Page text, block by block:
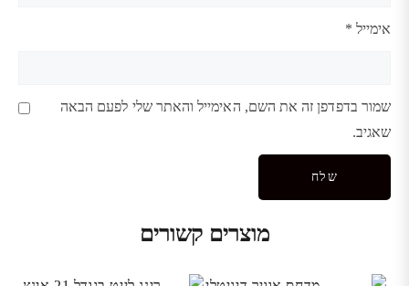
אימייל *
שמור בדפדפן זה את השם, האימייל והאתר שלי לפעם הבאה
שאגיב.
מוצרים קשורים